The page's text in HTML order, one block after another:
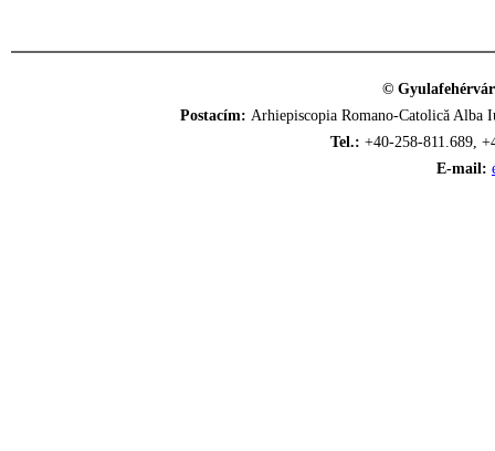
©
Postacím: Arhiepiscopia Romano-Catolică
Tel.: +40-258-811.689,
E-mail: